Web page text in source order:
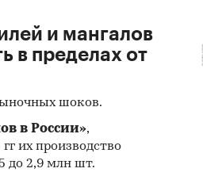
TK Solutions
и мангалов
в пределах от
шоков.
в России»,
их производство
до 2,9 млн шт.